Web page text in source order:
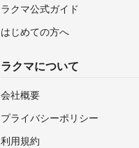
ラクマ公式ガイド
はじめての方へ
ラクマについて
会社概要
プライバシーポリシー
利用規約